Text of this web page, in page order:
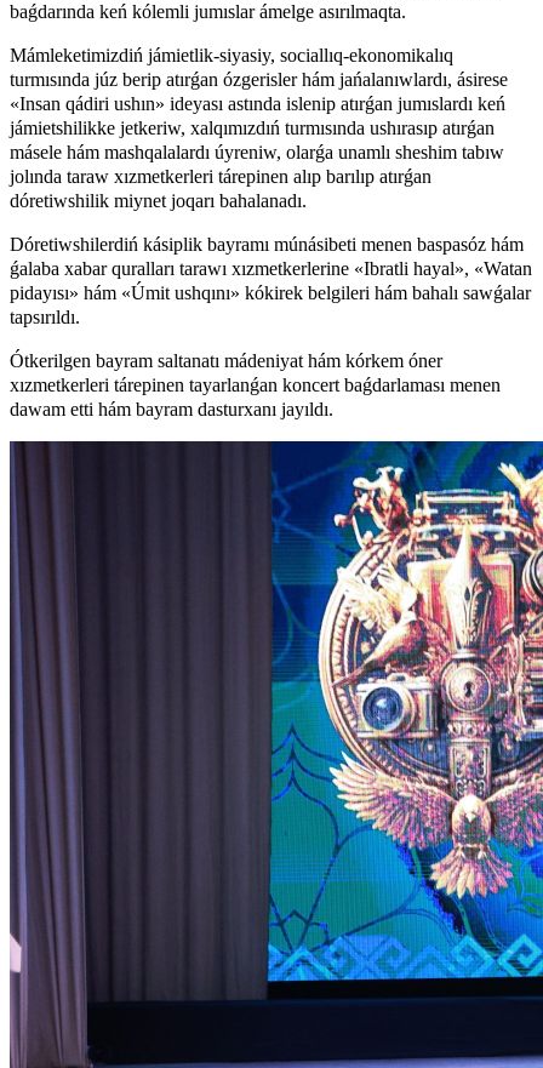
baǵdarında keń kólemli jumıslar ámelge asırılmaqta.
Mámleketimizdiń jámietlik-siyasiy, sociallıq-ekonomikalıq
turmısında júz berip atırǵan ózgerisler hám jańalanıwlardı, ásirese
«Insan qádiri ushın» ideyası astında islenip atırǵan jumıslardı keń
jámietshilikke jetkeriw, xalqımızdıń turmısında ushırasıp atırǵan
másele hám mashqalalardı úyreniw, olarǵa unamlı sheshim tabıw
jolında taraw xızmetkerleri tárepinen alıp barılıp atırǵan
dóretiwshilik miynet joqarı bahalanadı.
Dóretiwshilerdiń kásiplik bayramı múnásibeti menen baspasóz hám
ǵalaba xabar quralları tarawı xızmetkerlerine «Ibratli hayal», «Watan
pidayısı» hám «Úmit ushqını» kókirek belgileri hám bahalı sawǵalar
tapsırıldı.
Ótkerilgen bayram saltanatı mádeniyat hám kórkem óner
xızmetkerleri tárepinen tayarlanǵan koncert baǵdarlaması menen
dawam etti hám bayram dasturxanı jayıldı.